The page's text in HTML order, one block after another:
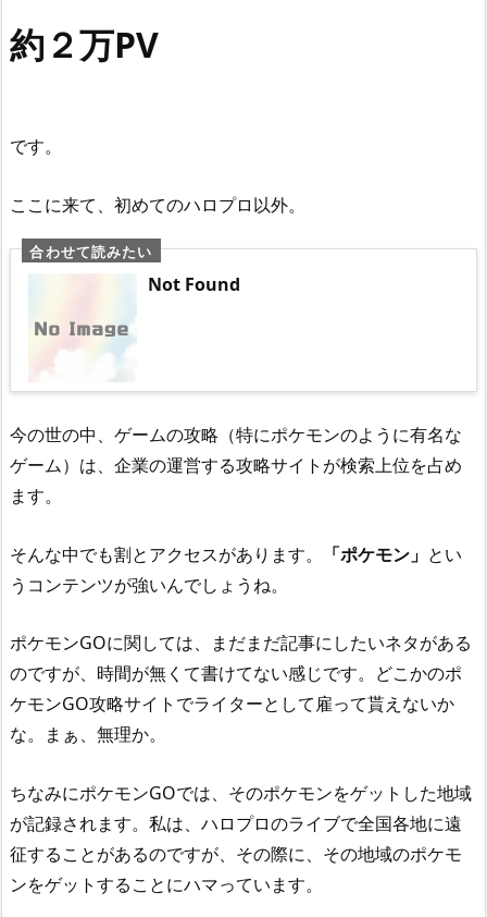
約２万PV
です。
ここに来て、初めてのハロプロ以外。
Not Found
今の世の中、ゲームの攻略（特にポケモンのように有名な
ゲーム）は、企業の運営する攻略サイトが検索上位を占め
ます。
そんな中でも割とアクセスがあります。 「ポケモン」 とい
うコンテンツが強いんでしょうね。
ポケモンGOに関しては、まだまだ記事にしたいネタがある
のですが、時間が無くて書けてない感じです。どこかのポ
ケモンGO攻略サイトでライターとして雇って貰えないか
な。まぁ、無理か。
ちなみにポケモンGOでは、そのポケモンをゲットした地域
が記録されます。私は、ハロプロのライブで全国各地に遠
征することがあるのですが、その際に、その地域のポケモ
ンをゲットすることにハマっています。